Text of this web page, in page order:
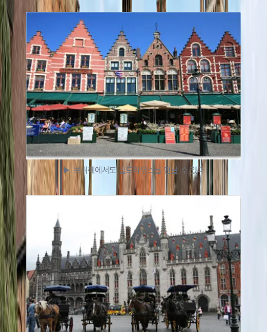
▶ 브뤼헤에서도 길드하우스를 만날 수 있다